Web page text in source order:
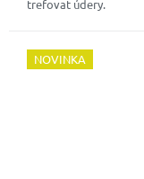
trefovat údery.
NOVINKA